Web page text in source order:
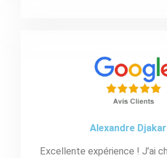
Alexandre
Excellente expérience ! J’ai